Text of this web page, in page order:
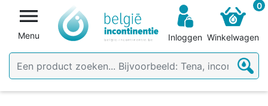

Menu Inloggen
0
Winkelwagen